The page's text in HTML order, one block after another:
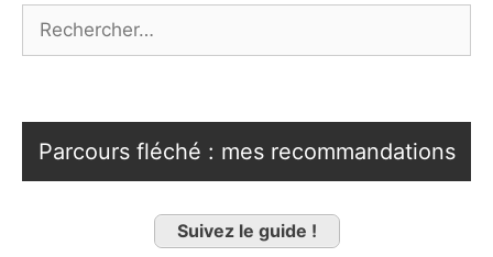
Parcours fléché : mes recommandations
Suivez le guide !